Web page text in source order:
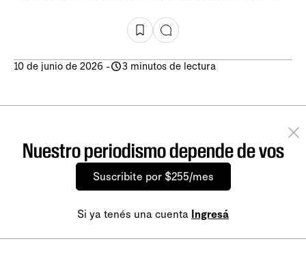
10 de junio de 2026 - 3 minutos de lectura
Nuestro periodismo depende de vos
Suscribite por $255/mes
Si ya tenés una cuenta Ingresá